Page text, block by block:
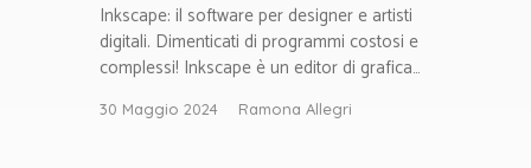
Inkscape: il software per designer e artisti
digitali. Dimenticati di programmi costosi e
complessi! Inkscape è un editor di grafica…
30 Maggio 2024 Ramona Allegri